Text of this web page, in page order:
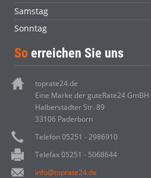
Samstag
Sonntag
So erreichen Sie uns
toprate24.de
Eine Marke der guteRate24 GmBH
Halberstädter Str. 89
33106 Paderborn
Telefon 05251 - 2986910
Telefax 05251 - 5068644
info@toprate24.de